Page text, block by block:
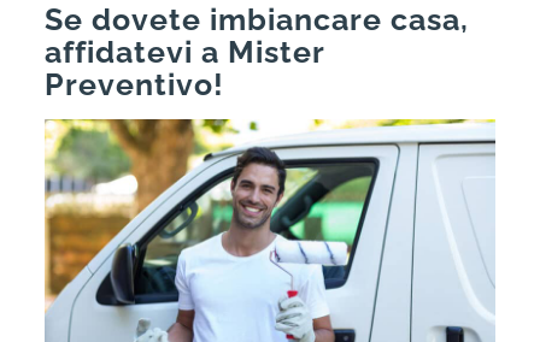
Se dovete imbiancare casa,
affidatevi a Mister
Preventivo!